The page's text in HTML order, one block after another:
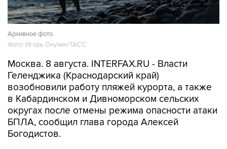
Архивное фото
Фото: Игорь Онучин/ТАСС
Москва. 8 августа. INTERFAX.RU - Власти
Геленджика (Краснодарский край)
возобновили работу пляжей курорта, а также
в Кабардинском и Дивноморском сельских
округах после отмены режима опасности атаки
БПЛА, сообщил глава города Алексей
Богодистов.